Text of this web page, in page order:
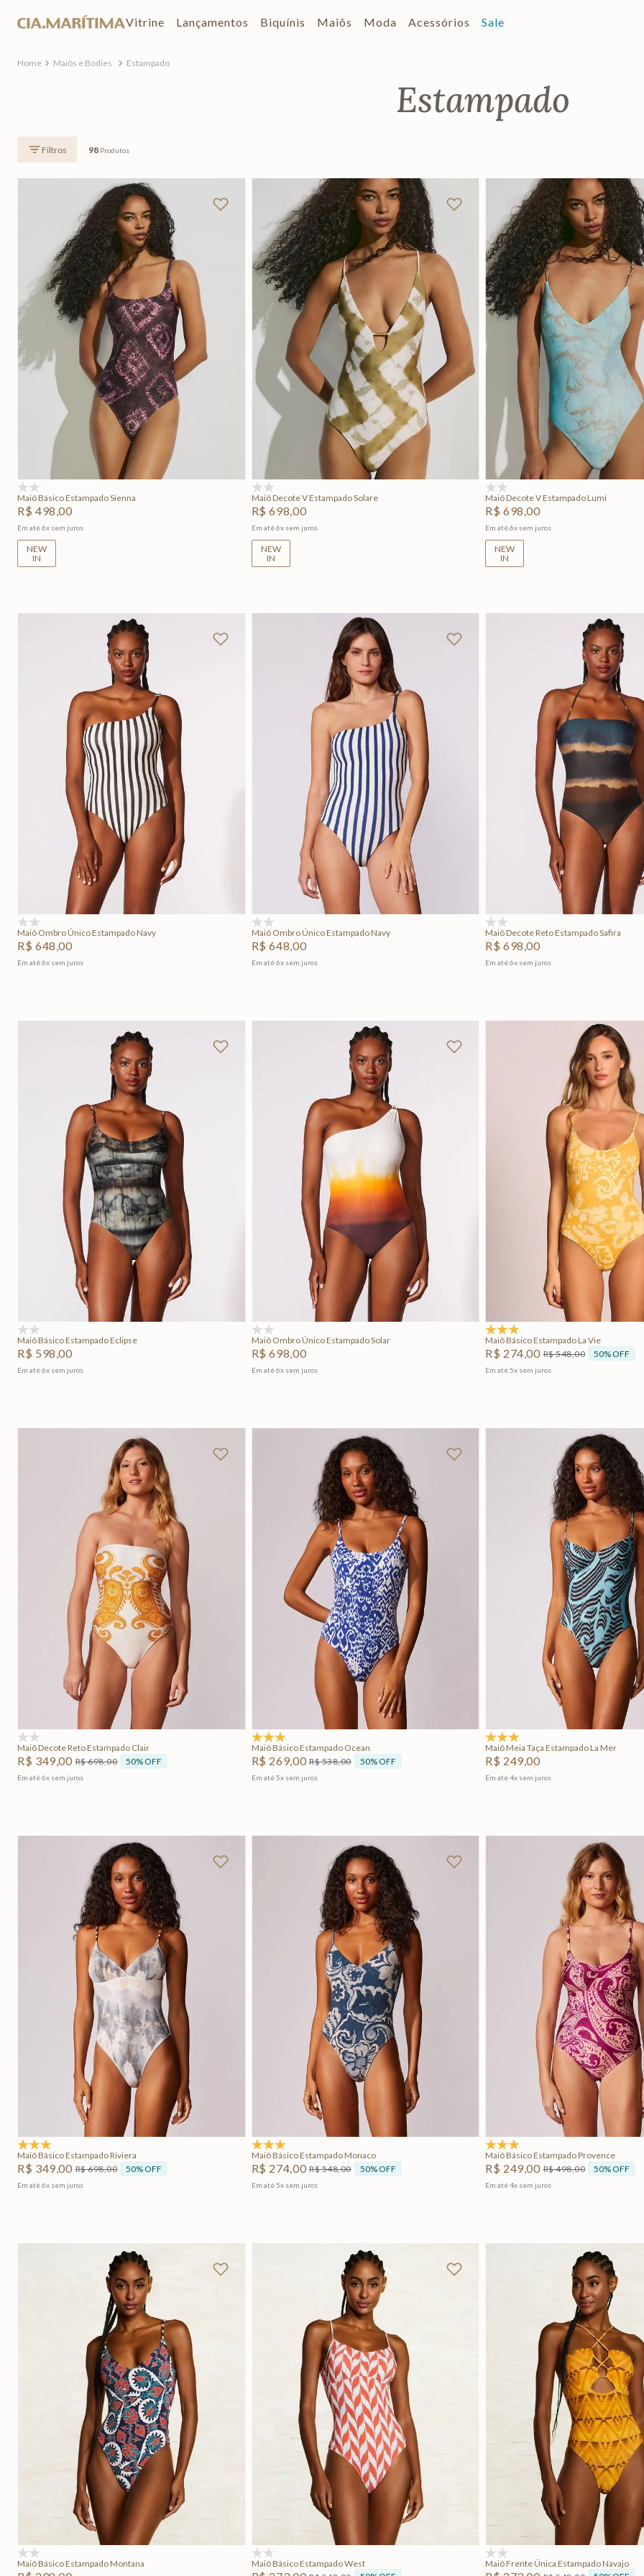
Vitrine Lançamentos Biquínis Maiôs Moda Acessórios Sale
Maiôs e Bodies Estampado
Estampado
98 Produtos
P G GG
Adicionar na sacola
Maiô Básico Estampado Sienna
R$ 498,00
Em até6x sem juros
NEW
IN
M G GG
Adicionar na sacola
Maiô Decote V Estampado Solare
R$ 698,00
Em até6x sem juros
NEW
IN
M G
Adicionar na sacola
Maiô Decote V Estampado Lumi
R$ 698,00
Em até6x sem juros
NEW
IN
M GG
Adicionar na sacola
Maiô Ombro Único Estampado Navy
R$ 648,00
Em até6x sem juros
PP P
Adicionar na sacola
Maiô Ombro Único Estampado Navy
R$ 648,00
Em até6x sem juros
Adicionar na sacola
Maiô Decote Reto Estampado Safira
R$ 698,00
Em até6x sem juros
GG
Adicionar na sacola
Maiô Básico Estampado Eclipse
R$ 598,00
Em até6x sem juros
Adicionar na sacola
Maiô Ombro Único Estampado Solar
R$ 698,00
Em até6x sem juros
M
Adicionar na sacola
Maiô Básico Estampado La Vie
R$ 274,00 R$548,00 50% OFF
Em até 5x sem juros
PP P G
Adicionar na sacola
Maiô Decote Reto Estampado Clair
R$ 349,00 R$698,00 50% OFF
Em até6x sem juros
PP
Adicionar na sacola
Maiô Básico Estampado Ocean
R$ 269,00 R$538,00 50%OFF
Em até 5x sem juros
P M PP
Adicionar na sacola
Maiô Meia Taça Estampado La Mer
R$ 249,00
Em até4x sem juros
PP G
Adicionar na sacola
Maiô Básico Estampado Riviera
R$ 349,00 R$698,00 50% OFF
Em até6x sem juros
PP
Adicionar na sacola
Maiô Básico Estampado Monaco
R$ 274,00 R$548,00 50%OFF
Em até5x sem juros
Adicionar na sacola
Maiô Básico Estampado Provence
R$ 249,00 R$498,00 50% OFF
Em até4x sem juros
PP
Adicionar na sacola
Maiô Básico Estampado Montana
PP
Adicionar na sacola
Maiô Básico Estampado West
G
Adicionar na sacola
Maiô Frente Única Estampado Navajo